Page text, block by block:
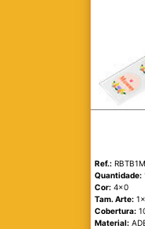
Ref.:
Quantidade:
Cor: 4x0
Tam. Arte:
Cobertura:
Material: